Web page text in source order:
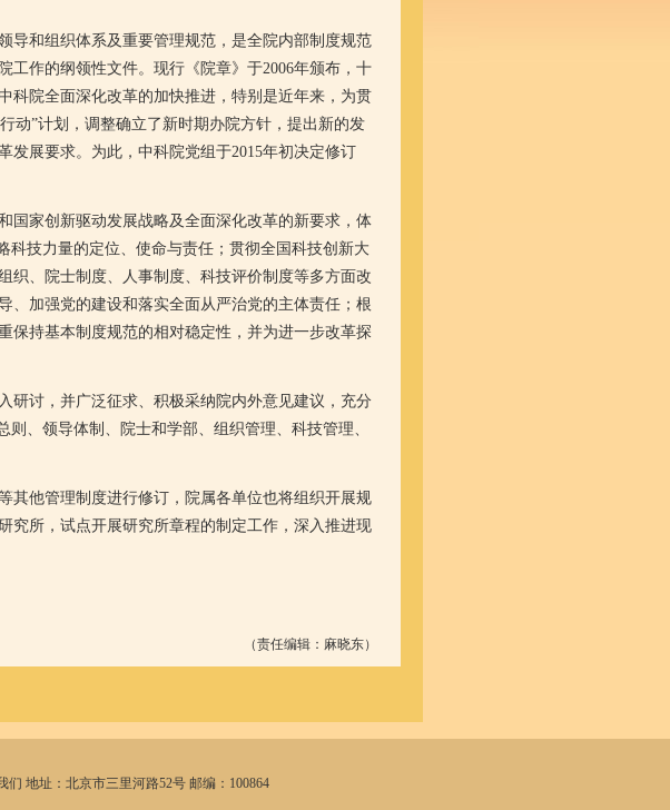
和组织体系及重要管理规范，是全院内部制度规范
作的纲领性文件。现行《院章》于2006年颁布，十
科院全面深化改革的加快推进，特别是近年来，为贯
动”计划，调整确立了新时期办院方针，提出新的发
发展要求。为此，中科院党组于2015年初决定修订
家创新驱动发展战略及全面深化改革的新要求，体
科技力量的定位、使命与责任；贯彻全国科技创新大
织、院士制度、人事制度、科技评价制度等多方面改
、加强党的建设和落实全面从严治党的主体责任；根
保持基本制度规范的相对稳定性，并为进一步改革探
讨，并广泛征求、积极采纳院内外意见建议，充分
、领导体制、院士和学部、组织管理、科技管理、
他管理制度进行修订，院属各单位也将组织开展规
究所，试点开展研究所章程的制定工作，深入推进现
（责任编辑：麻晓东）
们 地址：北京市三里河路52号 邮编：100864